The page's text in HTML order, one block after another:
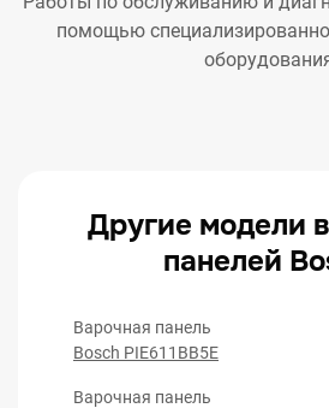
помощью
Другие модели
панелей
Варочная панель
Bosch PIE611BB5E
Варочная панель